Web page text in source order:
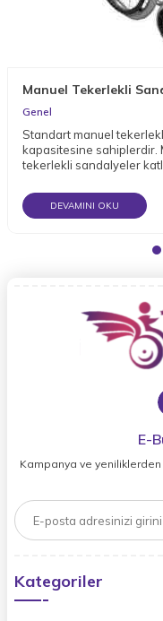
Manuel Tekerlekli
Genel
Standart manuel
kapasitesine sahiplerdir.
tekerlekli sandalyeler
DEVAMINI OKU
E-
Kampanya ve
Kategoriler